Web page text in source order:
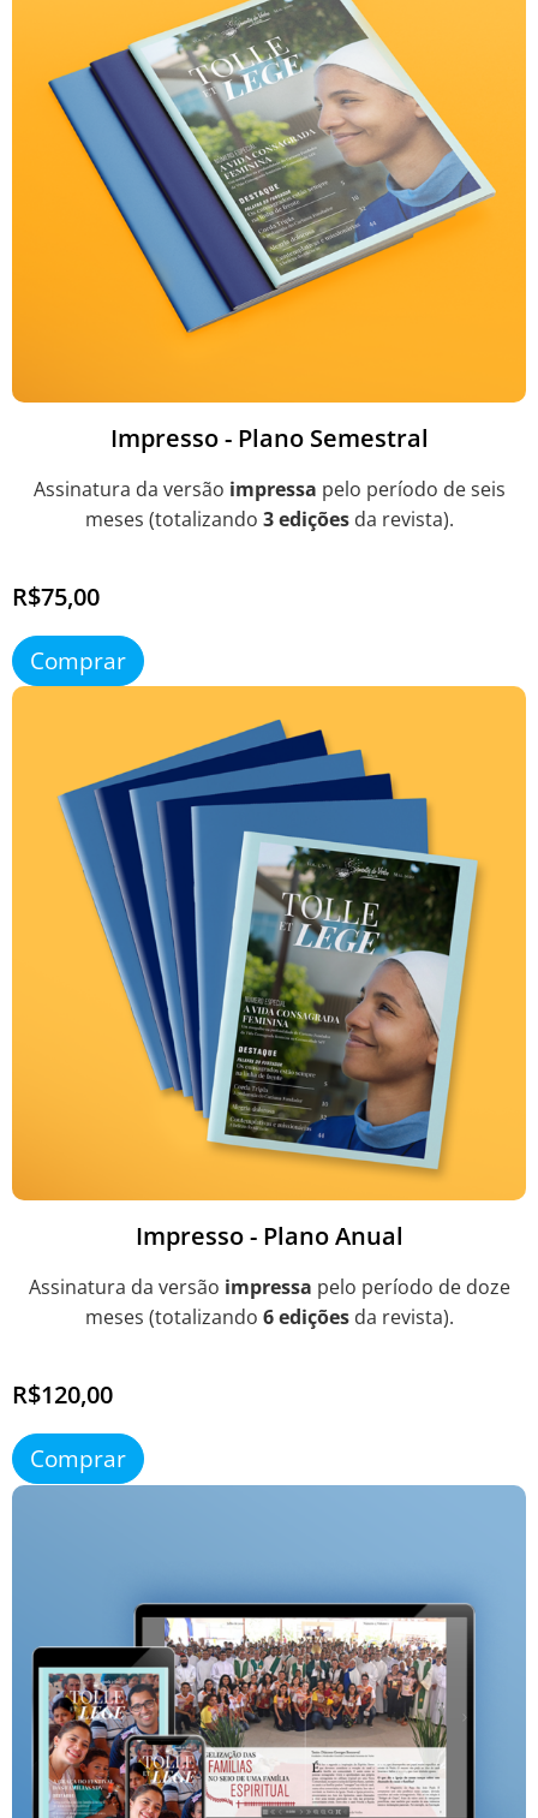
Impresso - Plano Semestral
Assinatura da versão impressa pelo período de seis
meses (totalizando 3 ediçõesda revista).
R$75,00
Comprar
Impresso - Plano Anual
Assinatura da versão impressa pelo período de doze
meses (totalizando 6 ediçõesda revista).
R$120,00
Comprar